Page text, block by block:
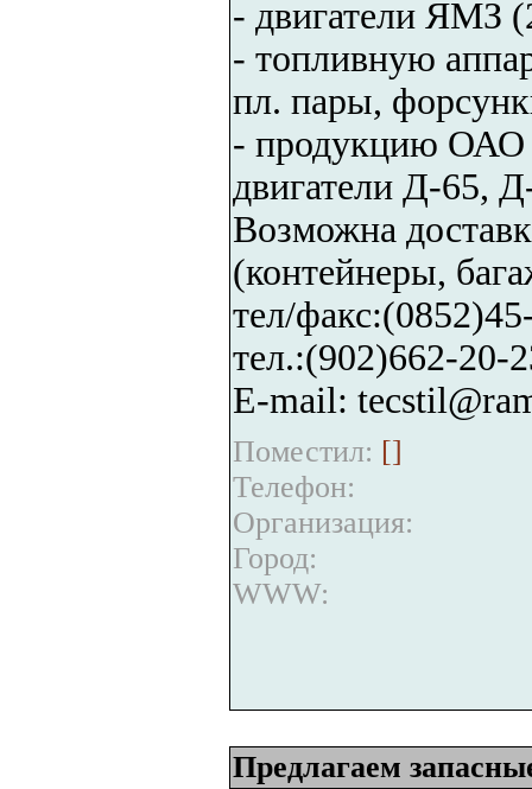
- двигатели ЯМЗ
- топливную
пл. пары,
- продукцию ОАО
двигатели Д-65,
Возможна
(контейнеры,
тел/
тел.:(902)662-20-
E-mail:
Поместил: []
Телефон:
Организация:
Город:
WWW:
Предлагаем